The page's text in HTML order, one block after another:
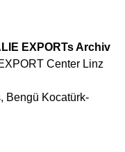
EXPORTs Archiv
Center Linz
Bengü Kocatürk-